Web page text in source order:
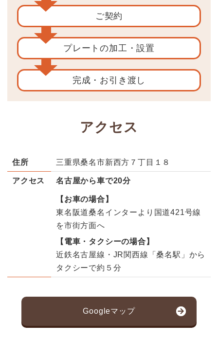
ご契約
プレートの加工・設置
完成・ お引き渡し
アクセス
住所 三重県桑名市新西方７丁目１８
アクセス 名古屋から車で20分
【お車の場合】
東名阪道桑名インターより国道421号線
を市街方面へ
【電車・タクシーの場合】
近鉄名古屋線・JR関西線「桑名駅」から
タクシーで約５分
Googleマップ